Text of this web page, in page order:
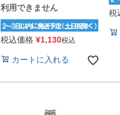
利用できません
税込価格 ¥1,130税込
カートに入れる
税